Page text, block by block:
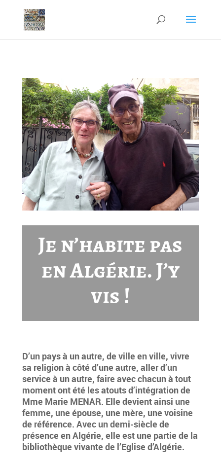
Je n’habite pas
en Algérie. J’y
vis !
D’un pays à un autre, de ville en ville, vivre
sa religion à côté d’une autre, aller d’un
service à un autre, faire avec chacun à tout
moment ont été les atouts d’intégration de
Mme Marie MENAR. Elle devient ainsi une
femme, une épouse, une mère, une voisine
de référence. Avec un demi-siècle de
présence en Algérie, elle est une partie de la
bibliothèque vivante de l’Eglise d’Algérie.